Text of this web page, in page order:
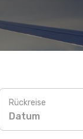
Rückreise
Datum